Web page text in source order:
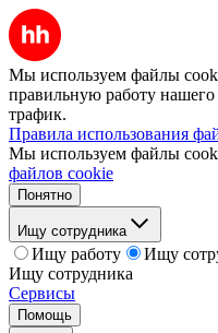
Мы используем файлы
правильную работу нашего
трафик.
Правила использования
Мы используем файлы
файлов cookie
Понятно
Ищу сотрудника
Ищу работу
Ищу
Ищу сотрудника
Сервисы
Помощь